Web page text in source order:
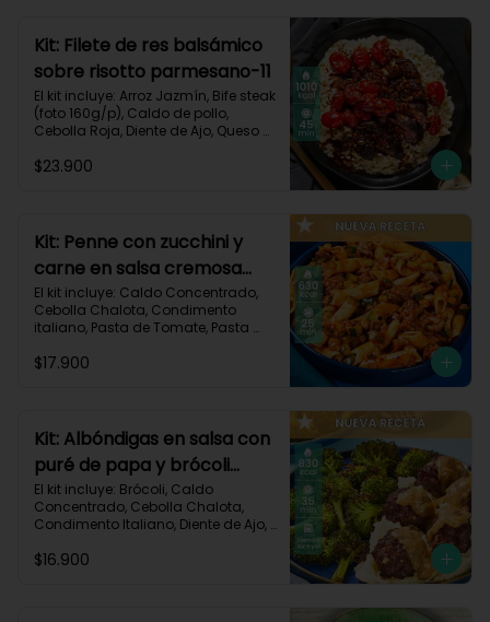
Kit: Filete de res balsámico
sobre risotto parmesano-11
El kit incluye: Arroz Jazmín, Bife steak
(foto 160g/p), Caldo de pollo,
Cebolla Roja, Diente de Ajo, Queso
Tipo Cherry, Vinagre Balsámico y
$23.900
Kit: Penne con zucchini y
carne en salsa cremosa
italiana-146
El kit incluye: Caldo Concentrado,
Cebolla Chalota, Condimento
italiano, Pasta de Tomate, Pasta
Zucchini Verde, Receta Impresa.
$17.900
Kit: Albóndigas en salsa con
puré de papa y brócoli
asado-137
El kit incluye: Brócoli, Caldo
Concentrado, Cebolla Chalota,
Condimento Italiano, Diente de Ajo,
Molida (150g/p), Salsa de Soya,
$16.900